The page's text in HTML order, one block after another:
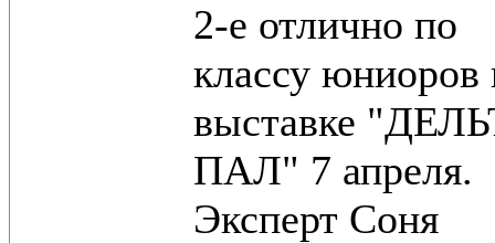
2-е отлично по
классу юниоров
выставке
ПАЛ" 7 апреля.
Эксперт Соня